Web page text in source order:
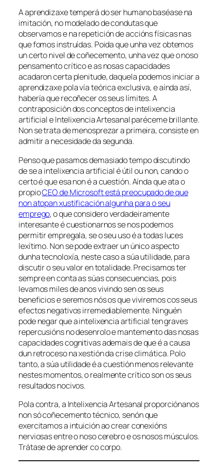
A aprendizaxe temperá do ser humano baséase na
imitación, no modelado de condutas que
observamos e na repetición de accións físicas nas
que fomos instruídas. Poida que unha vez obtemos
un certo nivel de coñecemento, unha vez que o noso
pensamento crítico e as nosas capacidades
acadaron certa plenitude, daquela podemos iniciar a
aprendizaxe pola vía teórica exclusiva, e aínda así,
habería que recoñecer os seus límites. A
contraposición dos conceptos de intelixencia
artificial eIntelixencia Artesanalparéceme brillante.
Non se trata de menosprezar a primeira, consiste en
admitir a necesidade da segunda.
Penso que pasamos demasiado tempo discutindo
de se a intelixencia artificial é útil ou non, cando o
certo é que esa non é a cuestión. Aínda que ata o
propioCEO de Microsoft está preocupado de que
non atopan xustificación algunha para o seu
emprego, o que considero verdadeiramente
interesante é cuestionarnos se nos podemos
permitir empregala, se o seu uso é a todas luces
lexítimo. Non se pode extraer un único aspecto
dunha tecnoloxía, neste caso a súa utilidade, para
discutir o seu valor en totalidade. Precisamos ter
sempre en conta as súas consecuencias, pois
levamos miles de anos vivindo sen os seus
beneficios e seremos nós os que viviremos cos seus
efectos negativos irremediablemente. Ninguén
pode negar que a intelixencia artificial ten graves
repercusións no desenrolo e mantemento das nosas
capacidades cognitivas ademais de que é a causa
dun retroceso na xestión da crise climática. Polo
tanto, a súa utilidade é a cuestión menos relevante
nestes momentos, o realmente crítico son os seus
resultados nocivos.
Pola contra, a Intelixencia Artesanal proporciónanos
non só coñecemento técnico, senón que
exercitamos a intuición ao crear conexións
nerviosas entre o noso cerebro e os nosos músculos.
Trátase de aprender co corpo.